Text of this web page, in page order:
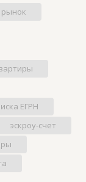
ЕГРН
эскроу-счет